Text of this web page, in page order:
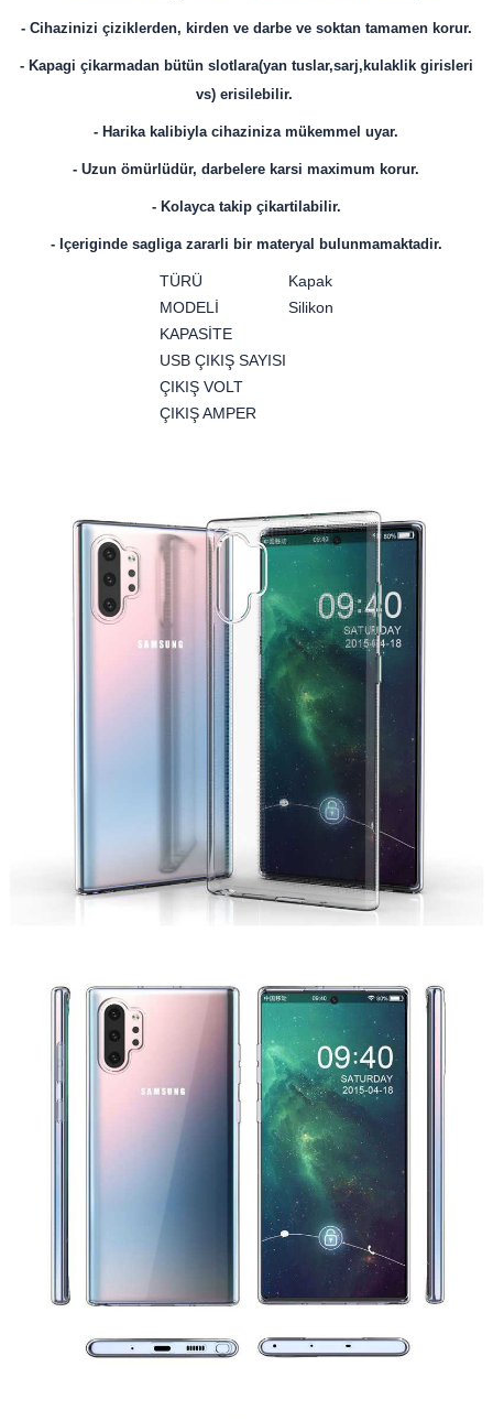
- Cihazinizi çiziklerden, kirden ve darbe ve soktan tamamen korur.
- Kapagi çikarmadan bütün slotlara(yan tuslar,sarj,kulaklik girisleri
vs) erisilebilir.
- Harika kalibiyla cihaziniza mükemmel uyar.
- Uzun ömürlüdür, darbelere karsi maximum korur.
- Kolayca takip çikartilabilir.
- Içeriginde sagliga zararli bir materyal bulunmamaktadir.
TÜRÜ
Kapak
MODELİ
Silikon
KAPASİTE
USB ÇIKIŞ SAYISI
ÇIKIŞ VOLT
ÇIKIŞ AMPER